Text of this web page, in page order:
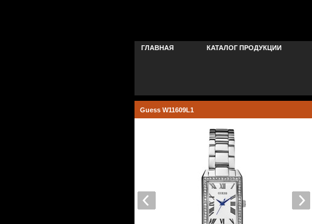
ГЛАВНАЯ КАТАЛОГ ПРОДУКЦИИ
Guess W11609L1